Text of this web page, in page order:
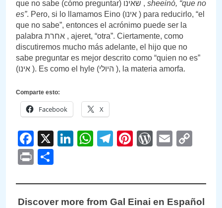
que no sabe (cómo preguntar) שאינו , sheeinó, “que no
es”. Pero, si lo llamamos Eino (אינו ) para reducirlo, “el
que no sabe”, entonces el acrónimo puede ser la
palabra אחרת , ajeret, “otra”. Ciertamente, como
discutiremos mucho más adelante, el hijo que no
sabe preguntar es mejor descrito como “quien no es”
(אינו ). Es como el hyle (היולי ), la materia amorfa.
Comparte esto:
Facebook X
Facebook
X LinkedIn
WhatsApp
Telegram
PinterestEmail
Print
Discover more from Gal Einai en Español